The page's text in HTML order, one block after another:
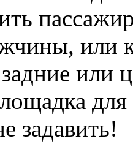
или
или
задавить!